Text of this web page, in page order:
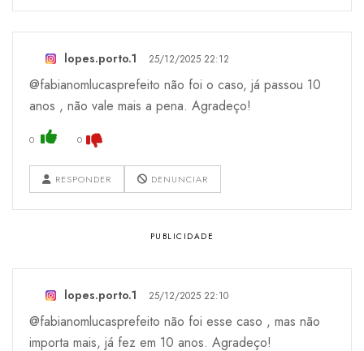
lopes.porto.1 25/12/2025 22:12
@fabianomlucasprefeito não foi o caso, já passou 10
anos , não vale mais a pena. Agradeço!
0 0
RESPONDER DENUNCIAR
lopes.porto.1 25/12/2025 22:10
@fabianomlucasprefeito não foi esse caso , mas não
importa mais, já fez em 10 anos. Agradeço!